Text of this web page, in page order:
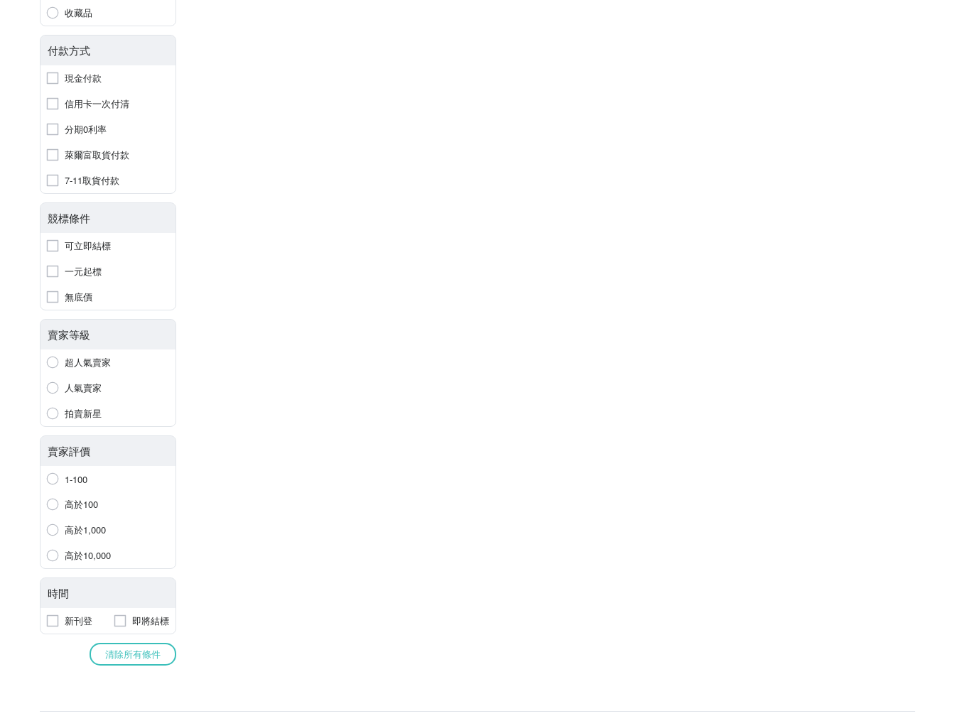
收藏品
付款方式
現金付款
信用卡一次付清
分期0利率
萊爾富取貨付款
7-11取貨付款
競標條件
可立即結標
一元起標
無底價
賣家等級
超人氣賣家
人氣賣家
拍賣新星
賣家評價
1-100
高於100
高於1,000
高於10,000
時間
新刊登 即將結標
清除所有條件